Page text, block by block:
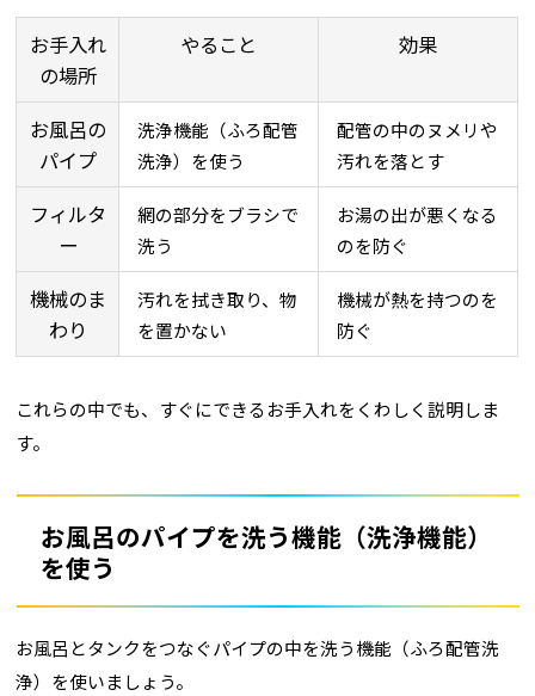
お手入れ
の場所
やること 効果
お風呂の
パイプ
洗浄機能（ふろ配管
洗浄）を使う
配管の中のヌメリや
汚れを落とす
フィルタ
ー
網の部分をブラシで
洗う
お湯の出が悪くなる
のを防ぐ
機械のま
わり
汚れを拭き取り、物
を置かない
機械が熱を持つのを
防ぐ
これらの中でも、すぐにできるお手入れをくわしく説明しま
す。
お風呂のパイプを洗う機能（洗浄機能）
を使う
お風呂とタンクをつなぐパイプの中を洗う機能（ふろ配管洗
浄）を使いましょう。